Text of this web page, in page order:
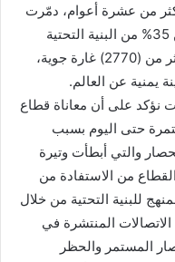
أكثر من عشرة أعوام، دمّرت
فيها دول العدوان على اليمن ما يزيد عن 35% من البنية التحتية
لقطاع الاتصالات وتقنية المعلومات، بأكثر من (2770) غارة جوية،
نؤكد على أن معاناة قطاع
حتى اليوم بسبب
والتي أبطأت وتيرة
من الاستفادة من
للبنية التحتية من خلال
المنتشرة في
المستمر والحظر